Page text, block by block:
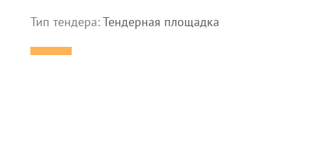
Тип тендера:Тендерная площадка